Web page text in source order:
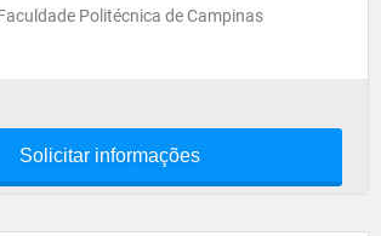
Politécnica de Campinas
Solicitar informações